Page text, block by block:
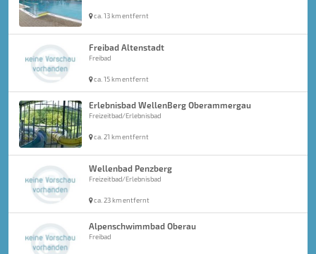
ca. 13 km entfernt
Freibad Altenstadt
Freibad
ca. 15 km entfernt
Erlebnisbad WellenBerg Oberammergau
Freizeitbad/Erlebnisbad
ca. 21 km entfernt
Wellenbad Penzberg
Freizeitbad/Erlebnisbad
ca. 23 km entfernt
Alpenschwimmbad Oberau
Freibad